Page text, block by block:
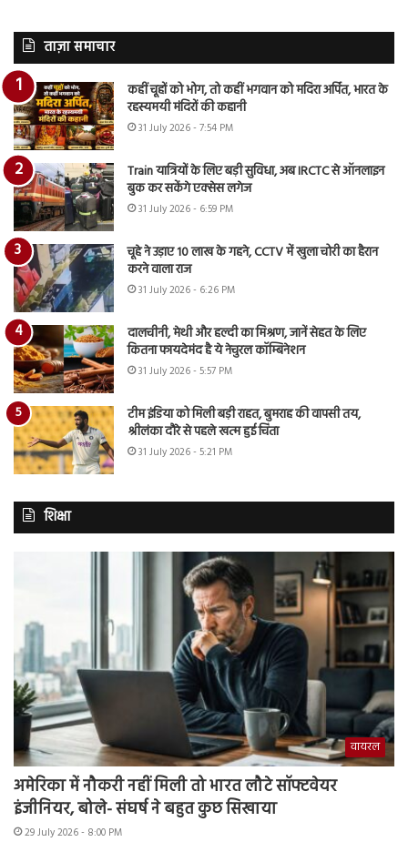
ताज़ा समाचार
कहीं चूहों को भोग, तो कहीं भगवान को मदिरा अर्पित, भारत के
रहस्यमयी मंदिरों की कहानी
31 July 2026 - 7:54 PM
Train यात्रियों के लिए बड़ी सुविधा, अब IRCTC से ऑनलाइन
बुक कर सकेंगे एक्सेस लगेज
31 July 2026 - 6:59 PM
चूहे ने उड़ाए 10 लाख के गहने, CCTV में खुला चोरी का हैरान
करने वाला राज
31 July 2026 - 6:26 PM
दालचीनी, मेथी और हल्दी का मिश्रण, जानें सेहत के लिए
कितना फायदेमंद है ये नेचुरल कॉम्बिनेशन
31 July 2026 - 5:57 PM
टीम इंडिया को मिली बड़ी राहत, बुमराह की वापसी तय,
श्रीलंका दौरे से पहले खत्म हुई चिंता
31 July 2026 - 5:21 PM
शिक्षा
वायरल
अमेरिका में नौकरी नहीं मिली तो भारत लौटे सॉफ्टवेयर
इंजीनियर, बोले- संघर्ष ने बहुत कुछ सिखाया
29 July 2026 - 8:00 PM